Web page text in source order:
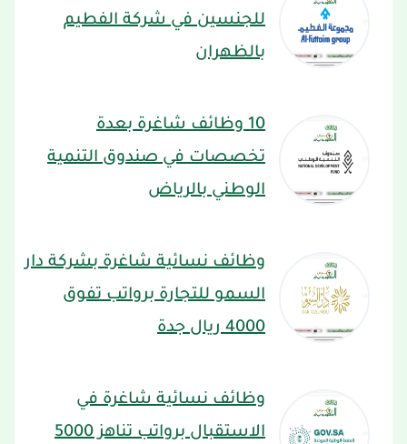
للجنسين في شركة الفطيم
بالظهران
10 وظائف شاغرة بعدة
تخصصات في صندوق التنمية
الوطني بالرياض
وظائف نسائية شاغرة بشركة دار
السمو للتجارة برواتب تفوق
4000 ريال جدة
وظائف نسائية شاغرة في
الاستقبال برواتب تناهز 5000